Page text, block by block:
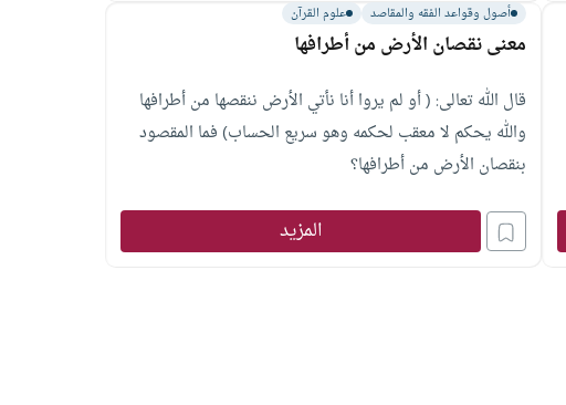
أصول وقواعد الفقه والمقاصد علوم القرآن
معنى نقصان الأرض من أطرافها
قال الله تعالى: ( أو لم يروا أنا نأتي الأرض ننقصها من أطرافها
والله يحكم لا معقب لحكمه وهو سريع الحساب) فما المقصود
بنقصان الأرض من أطرافها؟
المزيد